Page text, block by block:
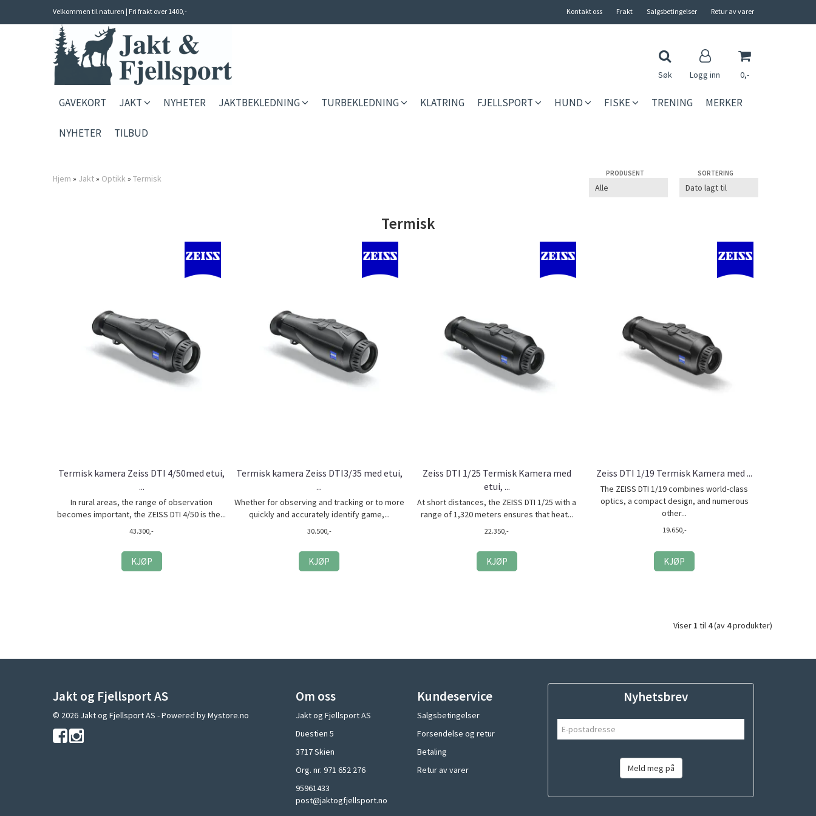
Velkommen til naturen | Fri frakt over 1400,- Kontakt oss Frakt Salgsbetingelser Retur av varer
Søk Logg inn 0,-
GAVEKORT JAKT NYHETER JAKTBEKLEDNING TURBEKLEDNING KLATRING FJELLSPORT HUND FISKE TRENING MERKER
NYHETER TILBUD
Hjem » Jakt» Optikk » Termisk PRODUSENT SORTERING
Termisk
Termisk kamera Zeiss DTI 4/50med etui,
...
In rural areas, the range of observation
becomes important, the ZEISS DTI 4/50 is the...
43.300,-
KJØP
Termisk kamera Zeiss DTI3/35 med etui,
...
Whether for observing and tracking or to more
quickly and accurately identify game,...
30.500,-
KJØP
Zeiss DTI 1/25 Termisk Kamera med
etui, ...
At short distances, the ZEISS DTI 1/25 with a
range of 1,320 meters ensures that heat...
22.350,-
KJØP
Zeiss DTI 1/19 Termisk Kamera med ...
The ZEISS DTI 1/19 combines world-class
optics, a compact design, and numerous
other...
19.650,-
KJØP
Viser 1 til 4(av 4produkter)
Jakt og Fjellsport AS
© 2026 Jakt og Fjellsport AS - Powered byMystore.no
Om oss
Jakt og Fjellsport AS
Duestien 5
3717 Skien
Org. nr. 971 652 276
95961433
post@jaktogfjellsport.no
Kundeservice
Salgsbetingelser
Forsendelse og retur
Betaling
Retur av varer
Nyhetsbrev
Meld meg på